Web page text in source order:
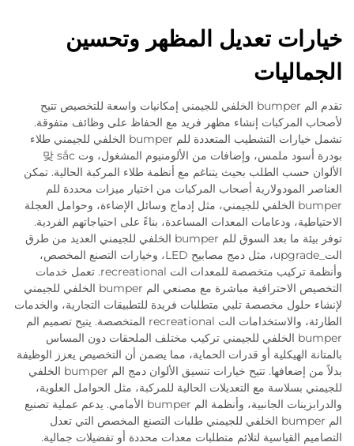
خيارات تعديل المظهر وتحسين
الجماليات
تقدم الم bumper الخلفي للجيمني إمكانيات واسعة للتخصيص تتيح
لأصحاب المركبات إنشاء مظهر فريد مع الحفاظ على وظائف متفوقة.
تشمل خيارات التشطيب المتعددة للم bumper الخلفي للجيمني طلاء
بودرة أسود ملمس، وإضافات من الألومنيوم المشغول، وت 맞 sắc
الألوان حسب الطلب بحيث يتناغم مع أنظمة طلاء المركبة الحالية. تمكن
العناصر المودولارية أصحاب المركبات من اختيار ميزات محددة للم
bumper الخلفي للجيمني، مثل إدماج وسائل الإضاءة، وحوامل العجلة
الاحتياطية، ودعامات المعدات المساعدة، بناءً على احتياجاتهم الفردية.
توفر بيئة ما بعد السوق للم bumper الخلفي للجيمني العديد من طرق
الت_upgrade، مثل دمج مصابيح LED، وخيارات التصنع المخصص،
وأنظمة تركيب متخصصة للمعدات الت recreational. تعمل خدمات
التخصيص الاحترافية مباشرة مع مصنعي الم bumper الخلفي للجيمني
لإنشاء حلول مخصصة تلبي متطلبات فريدة للتطبيقات التجارية، والخدمات
الطارئة، والاستخدامات الت recreational المتخصصة. يتيح تصميم الم
bumper الخلفي للجيمني تركيب مختلف الملحقات دون المساس
بالمتانة الهيكلية أو قدرات الحماية، مما يضمن أن التخصيص يعزز الوظيفة
بدلاً من إضعافها. تتيح خيارات تنسيق الألوان دمج الم bumper الخلفي
للجيمني بسلاسة مع التعديلات الحالية للمركبة، مثل الحوامل العلوية،
والدرابزينات الجانبية، وأنظمة الم bumper الأمامي. يدعم عملية تصنيع
الم bumper الخلفي للجيمني طلبات التصنع المخصص التي تعدل
التصاميم القياسية لتلائم متطلبات معدات محددة أو تفضيلات جمالية.